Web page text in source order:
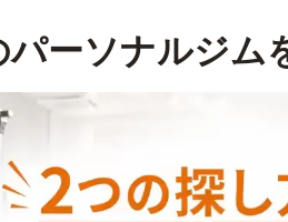
パーソナルジム